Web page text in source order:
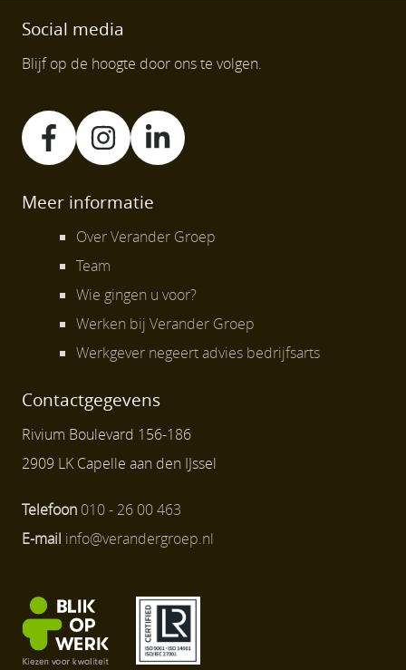
Social media
Blijf op de hoogte door ons te volgen.
Meer informatie
Over Verander Groep
Team
Wie gingen u voor?
Werken bij Verander Groep
Werkgever negeert advies bedrijfsarts
Contactgegevens
Rivium Boulevard 156-186
2909 LK Capelle aan den IJssel
Telefoon 010 - 26 00 463
E-mail info@verandergroep.nl